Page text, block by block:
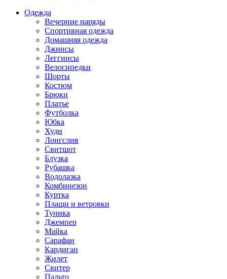
Одежда
Вечерние наряды
Спортивная одежда
Домашняя одежда
Джинсы
Леггинсы
Велосипедки
Шорты
Костюм
Брюки
Платье
Футболка
Юбка
Худи
Лонгслив
Свитшот
Блузка
Рубашка
Водолазка
Комбинезон
Куртка
Плащи и ветровки
Туника
Джемпер
Майка
Сарафан
Кардиган
Жилет
Свитер
Пальто